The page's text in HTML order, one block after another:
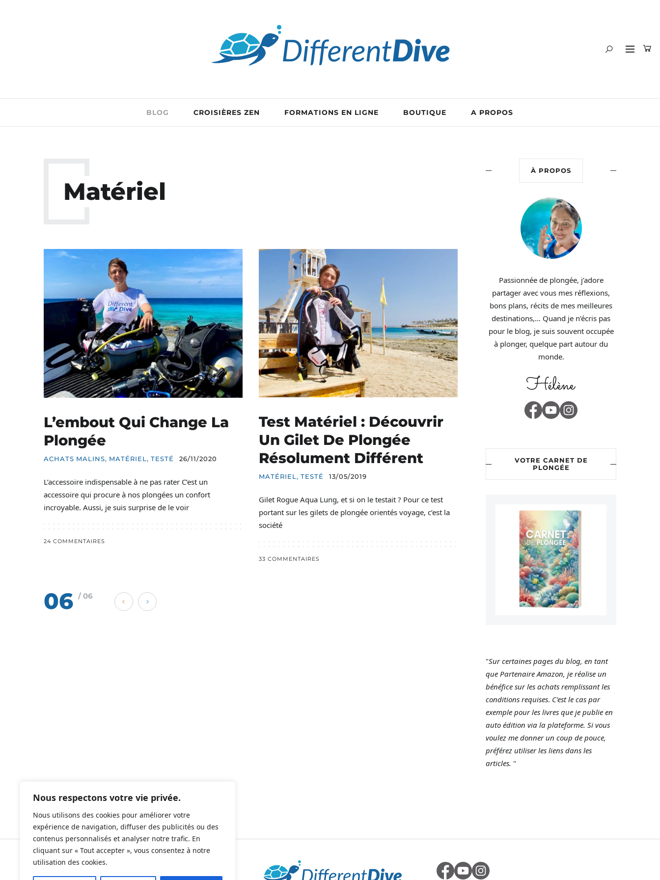
Nous respectons votre vie privée.
Nous utilisons des cookies pour améliorer votre
expérience de navigation, diffuser des publicités ou des
contenus personnalisés et analyser notre trafic. En
cliquant sur « Tout accepter », vous consentez à notre
utilisation des cookies.
BLOG CROISIÈRES ZEN FORMATIONS EN LIGNE BOUTIQUE A PROPOS
Matériel
L’embout Qui Change La
Plongée
ACHATS MALINS, MATÉRIEL, TESTÉ 26/11/2020
L’accessoire indispensable à ne pas rater C’est un
accessoire qui procure à nos plongées un confort
incroyable. Aussi, je suis surprise de le voir
24 COMMENTAIRES
Test Matériel : Découvrir
Un Gilet De Plongée
Résolument Différent
MATÉRIEL, TESTÉ 13/05/2019
Gilet Rogue Aqua Lung, et si on le testait ? Pour ce test
portant sur les gilets de plongée orientés voyage, c’est la
société
33 COMMENTAIRES
06 / 06
À PROPOS
Passionnée de plongée, j’adore
partager avec vous mes réflexions,
bons plans, récits de mes meilleures
destinations,… Quand je n’écris pas
pour le blog, je suis souvent occupée
à plonger, quelque part autour du
monde.
VOTRE CARNET DE
PLONGÉE
"Sur certaines pages du blog, en tant
que Partenaire Amazon, je réalise un
bénéfice sur les achats remplissant les
conditions requises. C'est le cas par
exemple pour les livres que je publie en
auto édition via la plateforme. Si vous
voulez me donner un coup de pouce,
préférez utiliser les liens dans les
articles. "
2025 © Tous droits réservés - All rights reserved.
helene@differentdive.com